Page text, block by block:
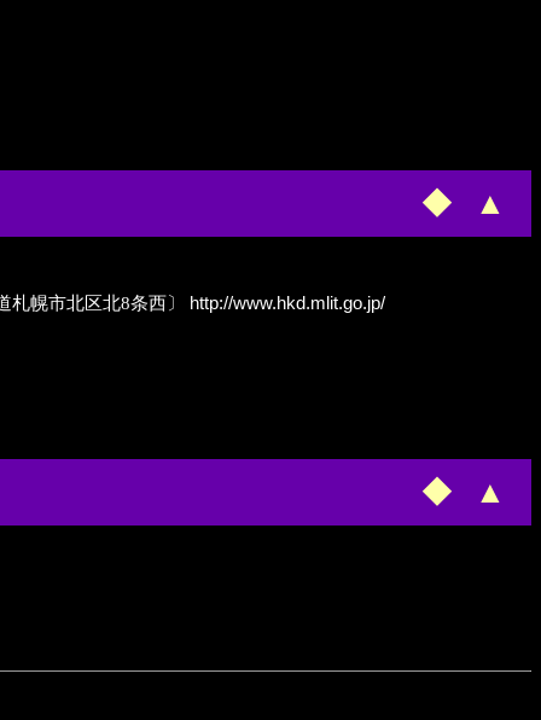
◆ ▲
札幌市北区北8条西〕 http://www.hkd.mlit.go.jp/
◆ ▲